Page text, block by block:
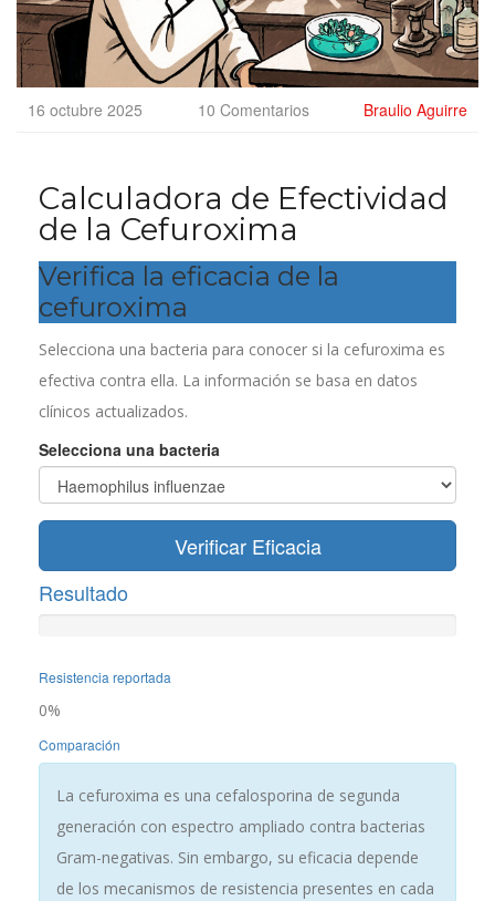
16 octubre 2025 10 Comentarios Braulio Aguirre
Calculadora de Efectividad
de la Cefuroxima
Verifica la eficacia de la
cefuroxima
Selecciona una bacteria para conocer si la cefuroxima es
efectiva contra ella. La información se basa en datos
clínicos actualizados.
Selecciona una bacteria
Verificar Eficacia
Resultado
Resistencia reportada
0%
Comparación
La cefuroxima es una cefalosporina de segunda
generación con espectro ampliado contra bacterias
Gram-negativas. Sin embargo, su eficacia depende
de los mecanismos de resistencia presentes en cada